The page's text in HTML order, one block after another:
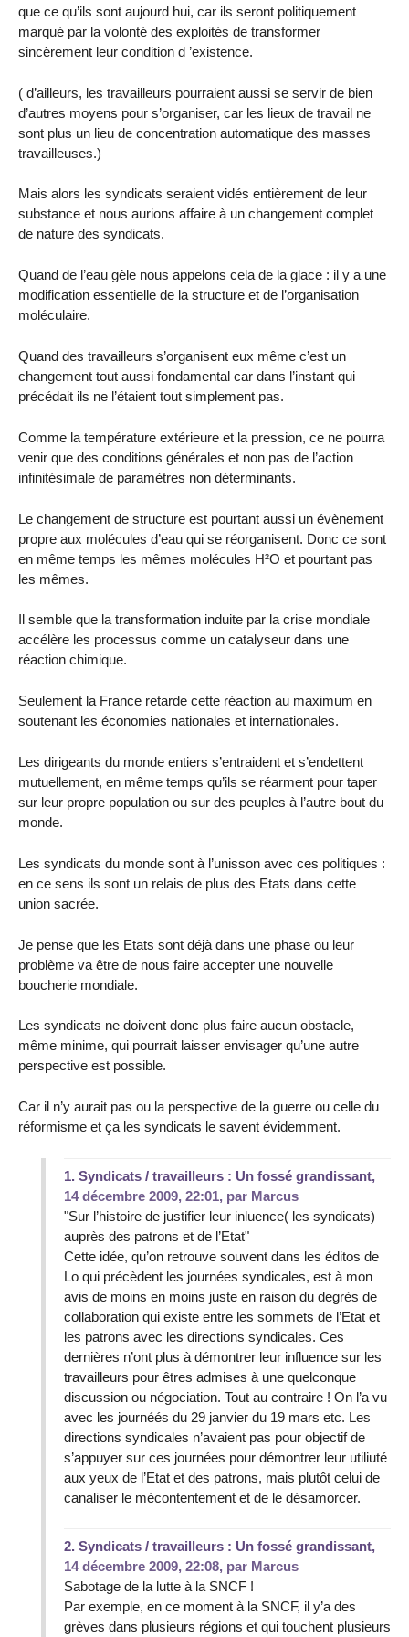
que ce qu’ils sont aujourd hui, car ils seront politiquement
marqué par la volonté des exploités de transformer
sincèrement leur condition d ’existence.
( d’ailleurs, les travailleurs pourraient aussi se servir de bien
d’autres moyens pour s’organiser, car les lieux de travail ne
sont plus un lieu de concentration automatique des masses
travailleuses.)
Mais alors les syndicats seraient vidés entièrement de leur
substance et nous aurions affaire à un changement complet
de nature des syndicats.
Quand de l’eau gèle nous appelons cela de la glace : il y a une
modification essentielle de la structure et de l’organisation
moléculaire.
Quand des travailleurs s’organisent eux même c’est un
changement tout aussi fondamental car dans l’instant qui
précédait ils ne l’étaient tout simplement pas.
Comme la température extérieure et la pression, ce ne pourra
venir que des conditions générales et non pas de l’action
infinitésimale de paramètres non déterminants.
Le changement de structure est pourtant aussi un évènement
propre aux molécules d’eau qui se réorganisent. Donc ce sont
en même temps les mêmes molécules H²O et pourtant pas
les mêmes.
Il semble que la transformation induite par la crise mondiale
accélère les processus comme un catalyseur dans une
réaction chimique.
Seulement la France retarde cette réaction au maximum en
soutenant les économies nationales et internationales.
Les dirigeants du monde entiers s’entraident et s’endettent
mutuellement, en même temps qu’ils se réarment pour taper
sur leur propre population ou sur des peuples à l’autre bout du
monde.
Les syndicats du monde sont à l’unisson avec ces politiques :
en ce sens ils sont un relais de plus des Etats dans cette
union sacrée.
Je pense que les Etats sont déjà dans une phase ou leur
problème va être de nous faire accepter une nouvelle
boucherie mondiale.
Les syndicats ne doivent donc plus faire aucun obstacle,
même minime, qui pourrait laisser envisager qu’une autre
perspective est possible.
Car il n’y aurait pas ou la perspective de la guerre ou celle du
réformisme et ça les syndicats le savent évidemment.
1. Syndicats / travailleurs : Un fossé grandissant,
14 décembre 2009, 22:01, par Marcus
"Sur l’histoire de justifier leur inluence( les syndicats)
auprès des patrons et de l’Etat"
Cette idée, qu’on retrouve souvent dans les éditos de
Lo qui précèdent les journées syndicales, est à mon
avis de moins en moins juste en raison du degrès de
collaboration qui existe entre les sommets de l’Etat et
les patrons avec les directions syndicales. Ces
dernières n’ont plus à démontrer leur influence sur les
travailleurs pour êtres admises à une quelconque
discussion ou négociation. Tout au contraire ! On l’a vu
avec les journéés du 29 janvier du 19 mars etc. Les
directions syndicales n’avaient pas pour objectif de
s’appuyer sur ces journées pour démontrer leur utiliuté
aux yeux de l’Etat et des patrons, mais plutôt celui de
canaliser le mécontentement et de le désamorcer.
2. Syndicats / travailleurs : Un fossé grandissant,
14 décembre 2009, 22:08, par Marcus
Sabotage de la lutte à la SNCF !
Par exemple, en ce moment à la SNCF, il y’a des
grèves dans plusieurs régions et qui touchent plusieurs